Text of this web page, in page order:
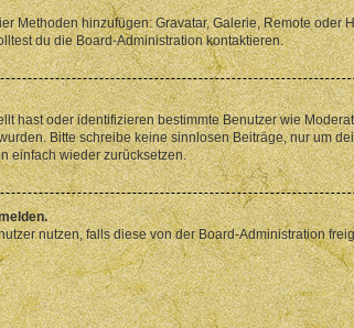
Methoden hinzufügen: Gravatar, Galerie, Remote
du die Board-Administration kontaktieren.
oder identifizieren bestimmte Benutzer wie
Bitte schreibe keine sinnlosen Beiträge, nur um
einfach wieder zurücksetzen.
nutzen, falls diese von der Board-Administration